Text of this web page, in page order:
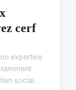
cerf
expertise
social.